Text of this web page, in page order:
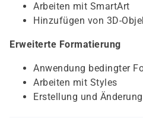
Arbeiten mit SmartArt
Hinzufügen von 3D-
Erweiterte Formatierung
Anwendung bedingter
Arbeiten mit Styles
Erstellung und